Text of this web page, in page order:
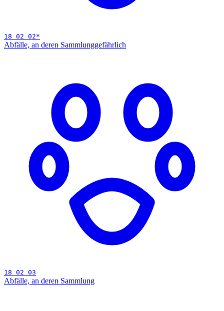
18 02 02*
Abfälle, an deren Sammlunggefährlich
18 02 03
Abfälle, an deren Sammlung